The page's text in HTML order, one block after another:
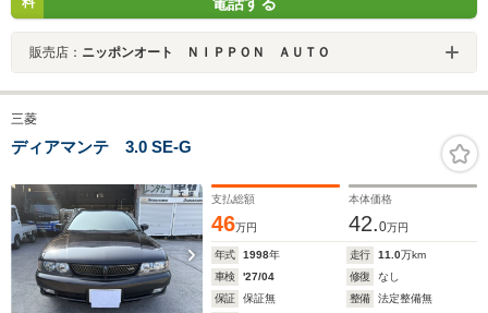
販売店： ニッポンオート ＮＩＰＰＯＮ ＡＵＴＯ
三菱
ディアマンテ 3.0 SE-G
支払総額
46万円
本体価格
42.0万円
年式 1998年 走行 11.0万km
車検
'27/04 修復
なし
保証
保証無 整備
法定整備無